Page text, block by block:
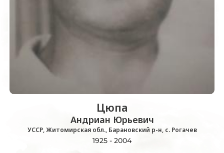
Цюпа
Андриан Юрьевич
УССР, Житомирская обл., Барановский р-н, с. Рогачев
1925 - 2004